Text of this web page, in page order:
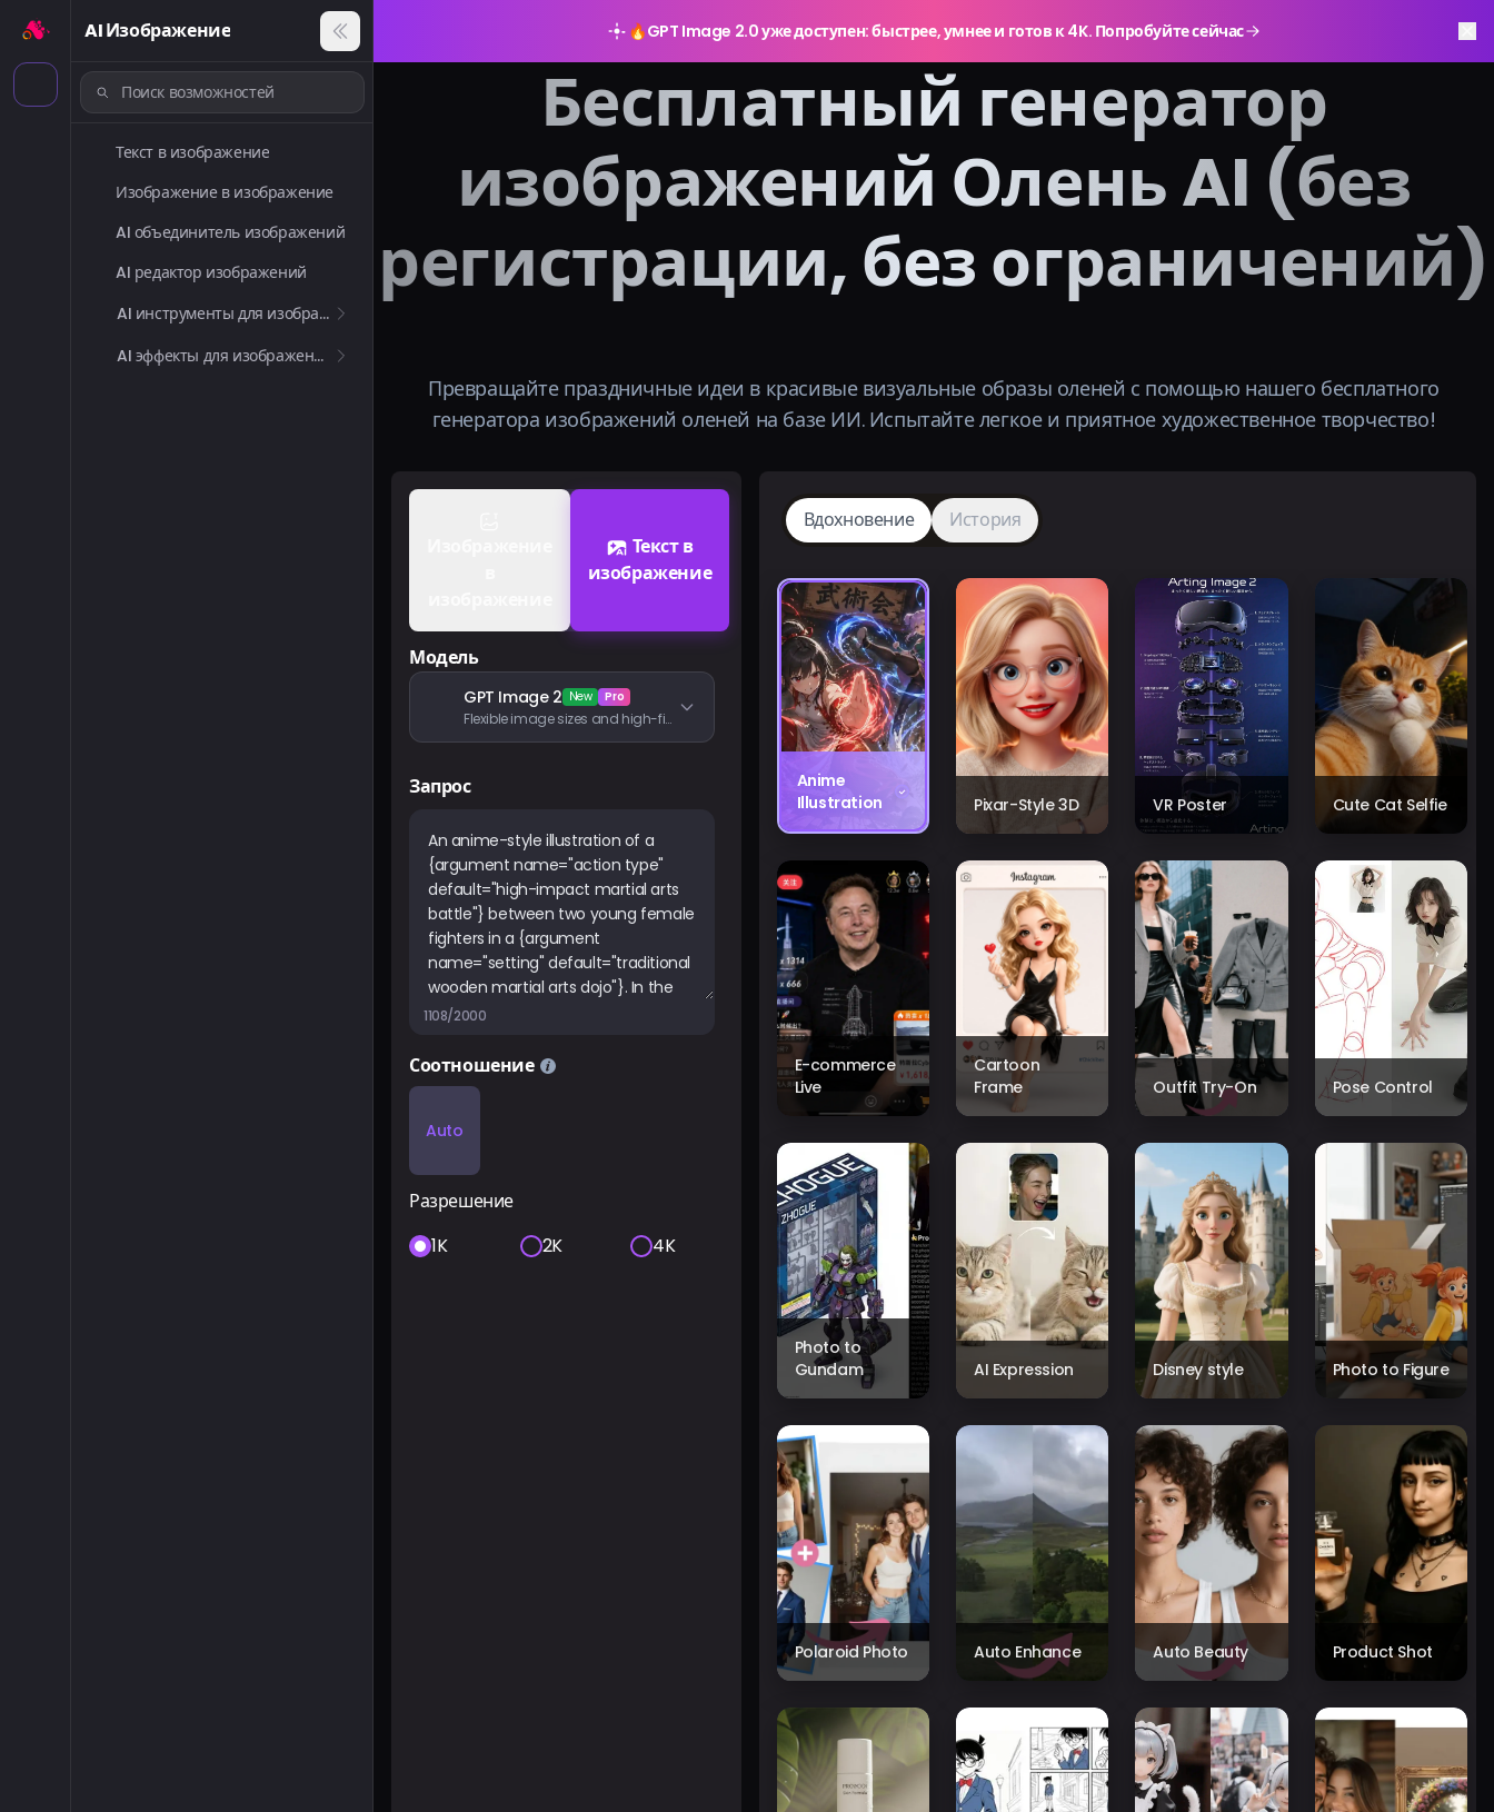
AI Изображение
Текст в изображение
Изображение в изображение
AI объединитель изображений
AI редактор изображений
AI инструменты для изображений
AI эффекты для изображений
🔥GPT Image 2.0 уже доступен: быстрее, умнее и готов к 4K. Попробуйте сейчас
Бесплатный генератор
изображений Олень AI (без
регистрации, без ограничений)
Превращайте праздничные идеи в красивые визуальные образы оленей с помощью нашего бесплатного
генератора изображений оленей на базе ИИ. Испытайте легкое и приятное художественное творчество!
Текст в
изображение
Модель
GPT Image 2 New Pro
Flexible image sizes and high-fidelity image inputs
Запрос
1108/2000
Соотношение
Auto
Разрешение
1K
2K 4K
Вдохновение История
Anime
Illustration
Pixar-Style 3D VR Poster Cute Cat Selfie
E-commerce
Live
Cartoon
Frame
Outfit Try-On Pose Control
Photo to
Gundam
AI Expression Disney style Photo to Figure
Polaroid Photo Auto Enhance Auto Beauty Product Shot